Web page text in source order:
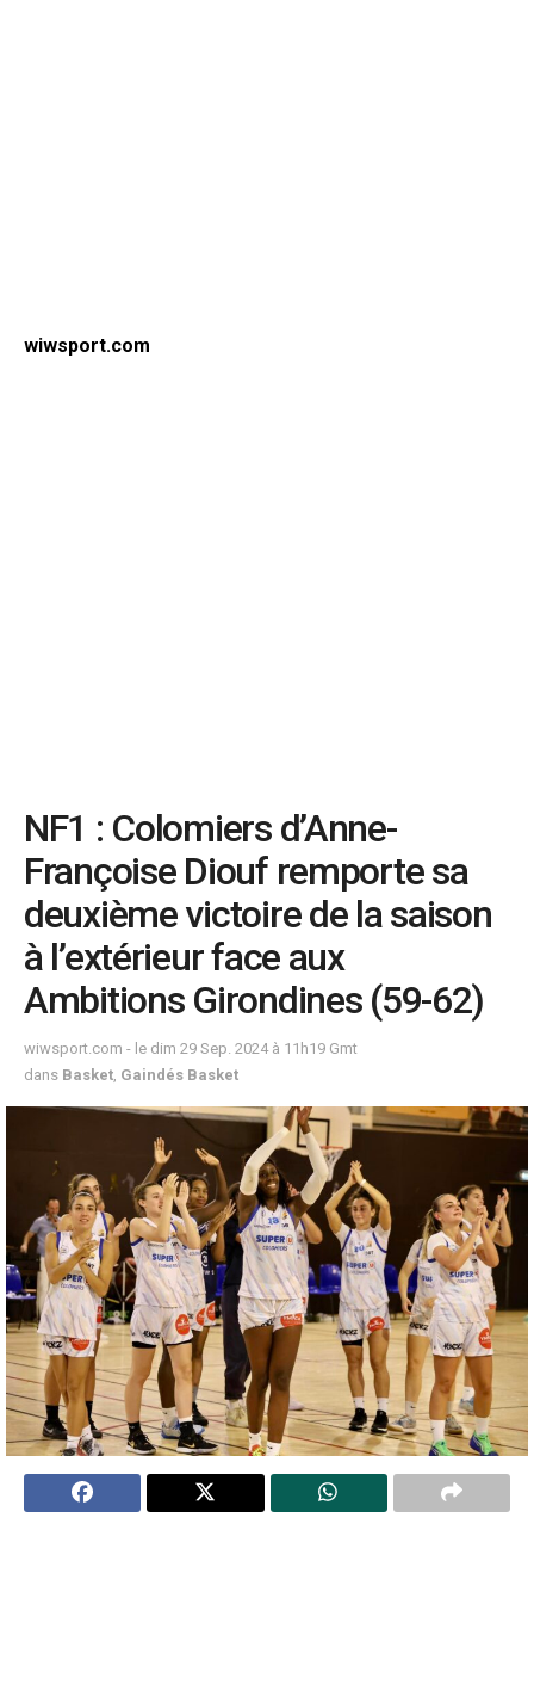
wiwsport.com
NF1 : Colomiers d’Anne-
Françoise Diouf remporte sa
deuxième victoire de la saison
à l’extérieur face aux
Ambitions Girondines (59-62)
wiwsport.com - le dim 29 Sep. 2024 à 11h19 Gmt
dans Basket, Gaindés Basket